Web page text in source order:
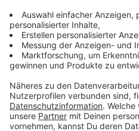
Mehr über die Hosen auf
NRW:
Stars & Bands